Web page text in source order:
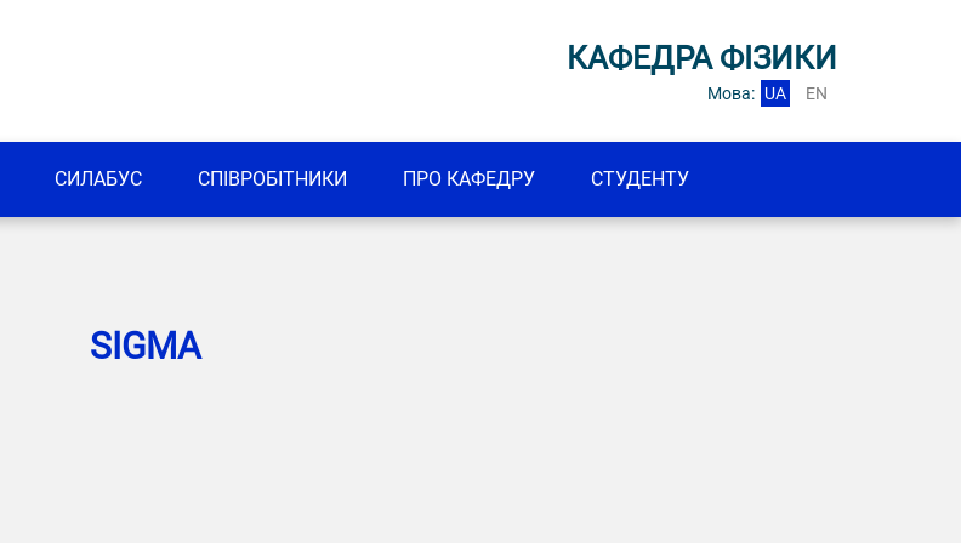
КАФЕДРА ФІЗИКИ
Мова: UA EN
СИЛАБУС СПІВРОБІТНИКИ ПРО КАФЕДРУ СТУДЕНТУ
SIGMA